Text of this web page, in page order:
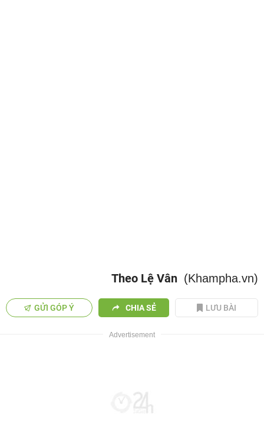
Theo Lệ Vân (Khampha.vn)
GỬI GÓP Ý CHIA SẺ LƯU BÀI